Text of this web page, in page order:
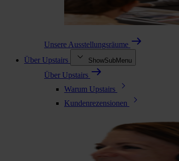
Unsere Ausstellungsräume
Über Upstairs
ShowSubMenu
Über Upstairs
Warum Upstairs
Kundenrezensionen